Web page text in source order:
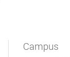
Campus